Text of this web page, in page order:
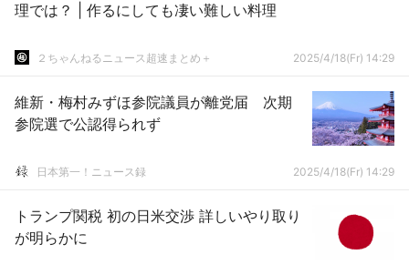
理では？ | 作るにしても凄い難しい料理
２ちゃんねるニュース超速まとめ＋ 2025/4/18(Fr) 14:29
維新・梅村みずほ参院議員が離党届 次期
参院選で公認得られず
日本第一！ニュース録 2025/4/18(Fr) 14:29
トランプ関税 初の日米交渉 詳しいやり取り
が明らかに